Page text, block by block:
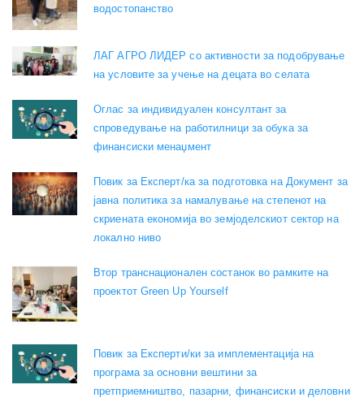
водостопанство
ЛАГ АГРО ЛИДЕР со активности за подобрување
на условите за учење на децата во селата
Оглас за индивидуален консултант за
спроведување на работилници за обука за
финансиски менаџмент
Повик за Експерт/ка за подготовка на Документ за
јавна политика за намалување на степенот на
скриената економија во земјоделскиот сектор на
локално ниво
Втор транснационален состанок во рамките на
проектот Green Up Yourself
Повик за Експерти/ки за имплементација на
програма за основни вештини за
претприемништво, пазарни, финансиски и деловни